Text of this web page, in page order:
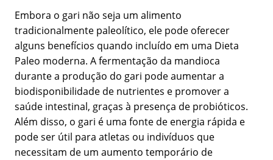
Embora o gari não seja um alimento
tradicionalmente paleolítico, ele pode oferecer
alguns benefícios quando incluído em uma Dieta
Paleo moderna. A fermentação da mandioca
durante a produção do gari pode aumentar a
biodisponibilidade de nutrientes e promover a
saúde intestinal, graças à presença de probióticos.
Além disso, o gari é uma fonte de energia rápida e
pode ser útil para atletas ou indivíduos que
necessitam de um aumento temporário de